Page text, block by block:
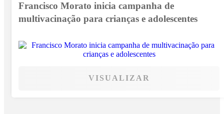
Francisco Morato inicia campanha de
multivacinação para crianças e adolescentes
VISUALIZAR